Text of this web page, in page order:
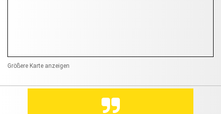
Größere Karte anzeigen